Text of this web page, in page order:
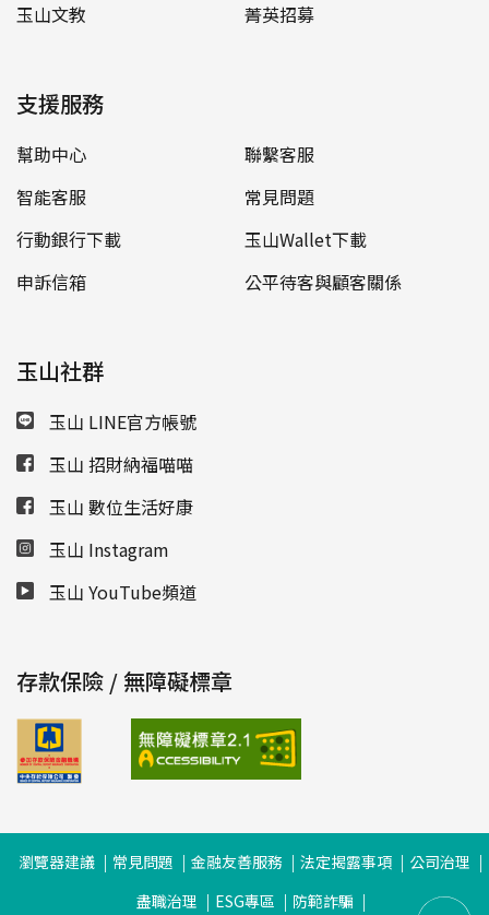
玉山文教
菁英招募
支援服務
幫助中心
聯繫客服
智能客服
常見問題
行動銀行下載
玉山Wallet下載
申訴信箱
公平待客與顧客關係
玉山社群
玉山 LINE官方帳號
玉山 招財納福喵喵
玉山 數位生活好康
玉山 Instagram
玉山 YouTube頻道
存款保險 / 無障礙標章
瀏覽器建議 常見問題 金融友善服務 法定揭露事項
公司治理
盡職治理
ESG專區 防範詐騙